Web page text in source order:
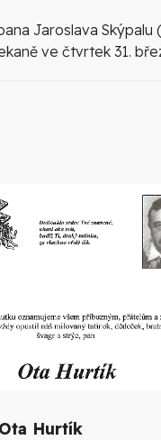
Jaroslava Skýpalu
ve čtvrtek 31.
Hurtík